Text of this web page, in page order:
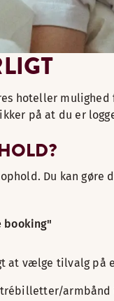
hoteller
på at du er
Du kan gøre
booking"
at vælge tilvalg på